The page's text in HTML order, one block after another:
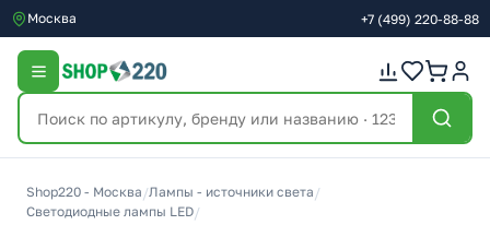
Москва +7 (499) 220-88-88
Shop220 - Москва /Лампы - источники света /
Светодиодные лампы LED/